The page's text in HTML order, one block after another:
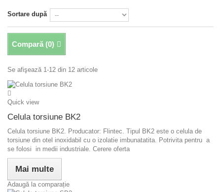
Sortare după
Compară (0)
Se afişează 1-12 din 12 articole
Quick view
Celula torsiune BK2
Celula torsiune BK2. Producator: Flintec. Tipul BK2 este o celula de
torsiune din otel inoxidabil cu o izolatie imbunatatita. Potrivita pentru a
se folosi in medii industriale. Cerere oferta
Mai multe
Adaugă la comparație